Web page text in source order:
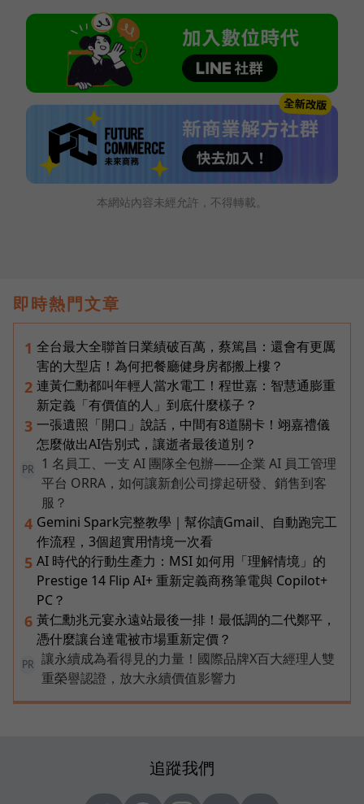
本網站內容未經允許，不得轉載。
即時熱門文章
1 全台最大全聯首日業績破百萬，蔡篤昌：還會有更厲
害的大型店！為何把餐廳健身房都搬上樓？
2 連黃仁勳都叫年輕人當水電工！程世嘉：智慧通膨重
新定義「有價值的人」到底什麼樣子？
3 一張遺照「開口」說話，中間有8道關卡！翊嘉禮儀
怎麼做出AI告別式，讓逝者最後道別？
PR
1 名員工、一支 AI 團隊全包辦——企業 AI 員工管理
平台 ORRA，如何讓新創公司撐起研發、銷售到客
服？
4 Gemini Spark完整教學｜幫你讀Gmail、自動跑完工
作流程，3個超實用情境一次看
5 AI 時代的行動生產力：MSI 如何用「理解情境」的
Prestige 14 Flip AI+ 重新定義商務筆電與 Copilot+
PC？
6 黃仁勳兆元宴永遠站最後一排！最低調的二代鄭平，
憑什麼讓台達電被市場重新定價？
PR
讓永續成為看得見的力量！國際品牌X百大經理人雙
重榮譽認證，放大永續價值影響力
追蹤我們